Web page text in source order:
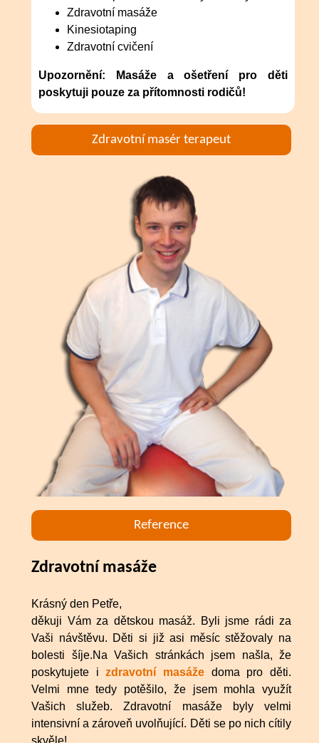
Zdravotní masáže
Kinesiotaping
Zdravotní cvičení
Upozornění: Masáže a ošetření pro děti
poskytuji pouze za přítomnosti rodičů!
Zdravotní masér terapeut
Reference
Zdravotní masáže
Krásný den Petře,
děkuji Vám za dětskou masáž. Byli jsme rádi za
Vaši návštěvu. Děti si již asi měsíc stěžovaly na
bolesti šíje.Na Vašich stránkách jsem našla, že
poskytujete izdravotní masáže doma pro děti.
Velmi mne tedy potěšilo, že jsem mohla využít
Vašich služeb. Zdravotní masáže byly velmi
intensivní a zároveň uvolňující. Děti se po nich cítily